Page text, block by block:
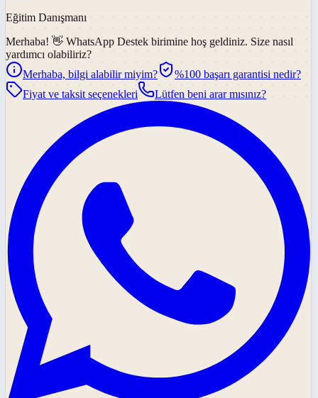
Eğitim Danışmanı
Merhaba! 👋 WhatsApp Destek birimine hoş geldiniz. Size nasıl
yardımcı olabiliriz?
Merhaba, bilgi alabilir miyim?
%100 başarı garantisi nedir?
Fiyat ve taksit seçenekleri
Lütfen beni arar mısınız?